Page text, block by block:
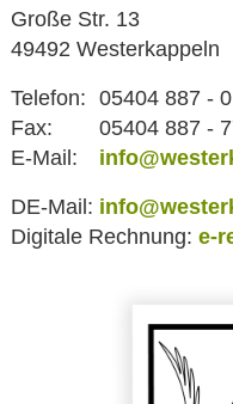
Große Str. 13
49492 Westerkappeln
Telefon: 05404 887 - 0
Fax:
05404 887 -
E-Mail:
DE-Mail:
Digitale Rechnung: e-